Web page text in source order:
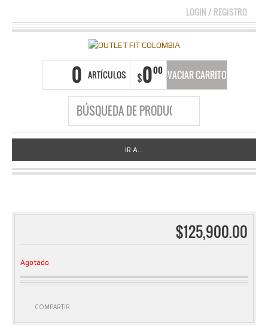
LOGIN/REGISTRO
0 ARTÍCULOS $000 VACIAR CARRITO
IR A...
$125,900.00
Agotado
COMPARTIR